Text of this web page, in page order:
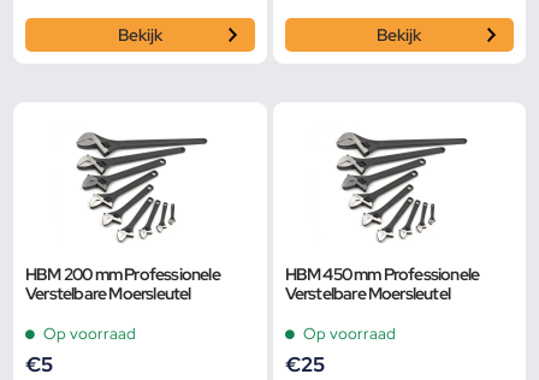
Bekijk Bekijk
HBM 200 mm Professionele
Verstelbare Moersleutel
Op voorraad
€5
HBM 450 mm Professionele
Verstelbare Moersleutel
Op voorraad
€25